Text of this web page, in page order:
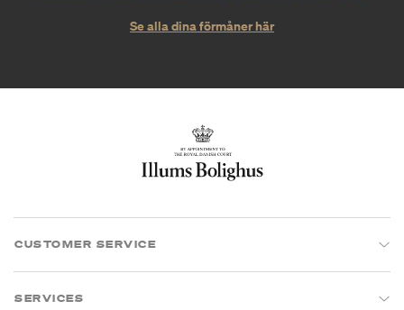
Se alla dina förmåner här
CUSTOMER SERVICE
SERVICES